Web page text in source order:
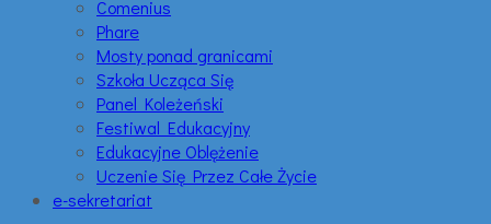
Comenius
Phare
Mosty ponad granicami
Szkoła Ucząca Się
Panel Koleżeński
Festiwal Edukacyjny
Edukacyjne Oblężenie
Uczenie Się Przez Całe Życie
e-sekretariat